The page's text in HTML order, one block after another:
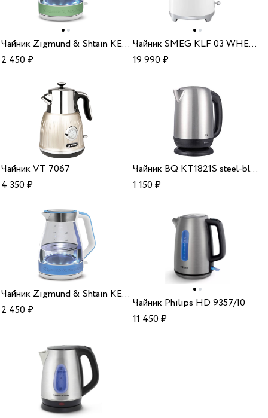
Чайник Zigmund & Shtain KE 822
2 450₽
Чайник SMEG KLF 03 WHEU White
19 990₽
Чайник VT 7067
4 350₽
Чайник BQ KT1821S steel-black
1 150₽
Чайник Zigmund & Shtain KE 821
2 450₽
Чайник Philips HD 9357/10
11 450₽